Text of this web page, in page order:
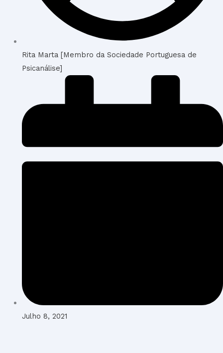
Rita Marta [Membro da Sociedade Portuguesa de
Psicanálise]
Julho 8, 2021